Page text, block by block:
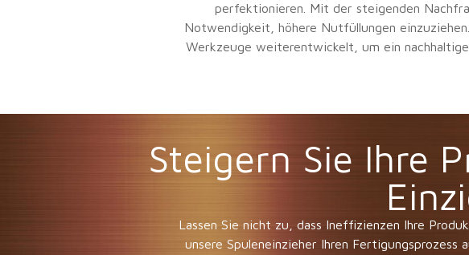
perfektionieren. Mit der steigenden
Notwendigkeit, höhere Nutfüllungen
Werkzeuge weiterentwickelt, um ein
Steigern Sie Ihre
Lassen Sie nicht zu, dass Ineffizienzen Ihre
unsere Spuleneinzieher Ihren Fertigungsprozess